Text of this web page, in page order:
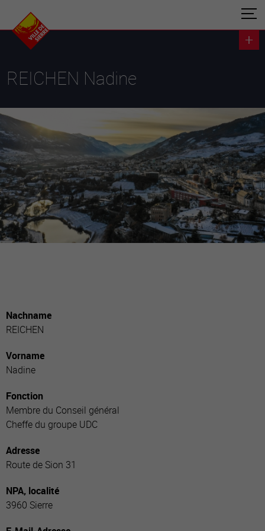
REICHEN Nadine
Nachname
REICHEN
Vorname
Nadine
Fonction
Membre du Conseil général
Cheffe du groupe UDC
Adresse
Route de Sion 31
NPA, localité
3960 Sierre